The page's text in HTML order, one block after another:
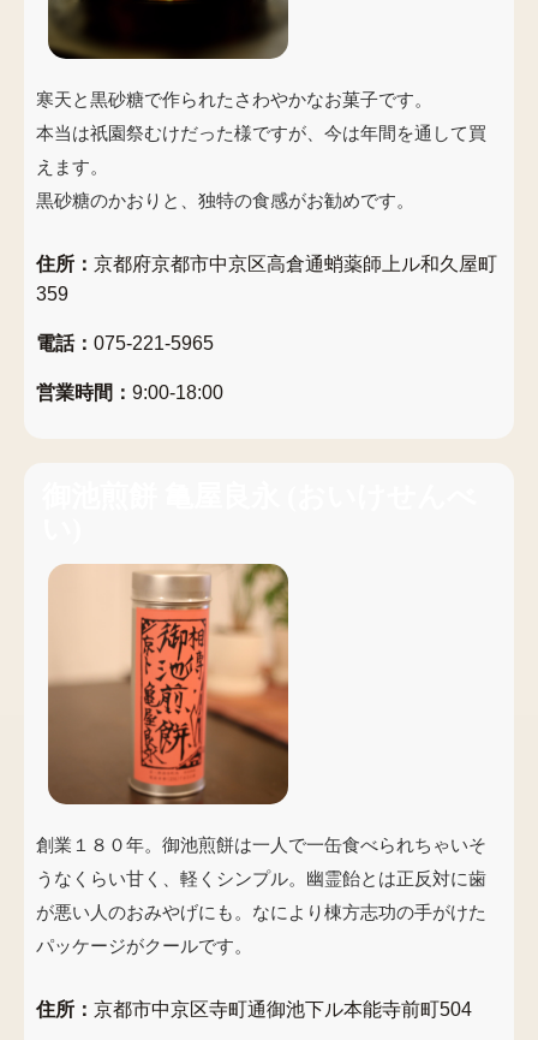
寒天と黒砂糖で作られたさわやかなお菓子です。
本当は祇園祭むけだった様ですが、今は年間を通して買
えます。
黒砂糖のかおりと、独特の食感がお勧めです。
住所： 京都府京都市中京区高倉通蛸薬師上ル和久屋町
359
電話： 075-221-5965
営業時間： 9:00-18:00
創業１８０年。御池煎餅は一人で一缶食べられちゃいそ
うなくらい甘く、軽くシンプル。幽霊飴とは正反対に歯
が悪い人のおみやげにも。なにより棟方志功の手がけた
パッケージがクールです。
住所： 京都市中京区寺町通御池下ル本能寺前町504